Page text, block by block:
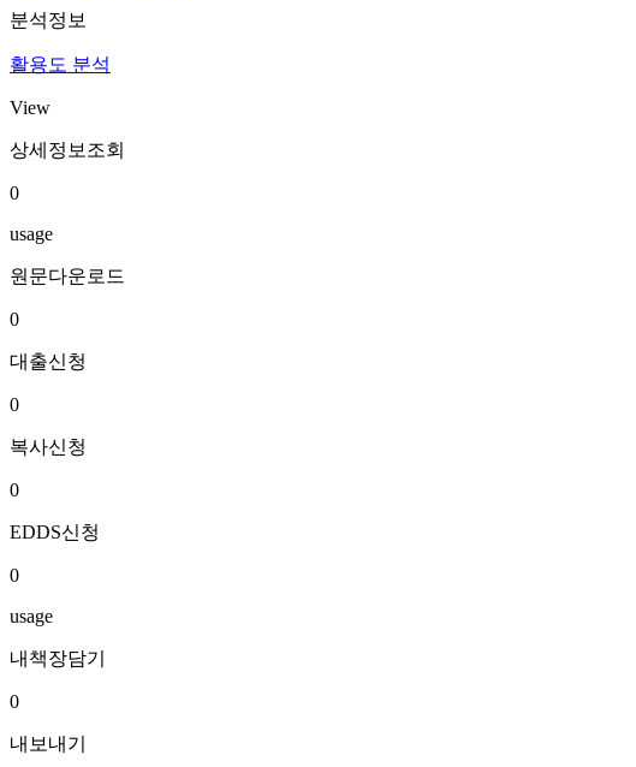
분석정보
활용도 분석
View
상세정보조회
0
usage
원문다운로드
0
대출신청
0
복사신청
0
EDDS신청
0
usage
내책장담기
0
내보내기